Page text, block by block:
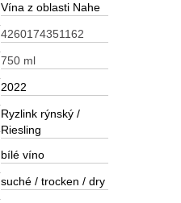
Vína z oblasti Nahe
4260174351162
750 ml
2022
Ryzlink rýnský /
Riesling
bílé víno
suché / trocken / dry